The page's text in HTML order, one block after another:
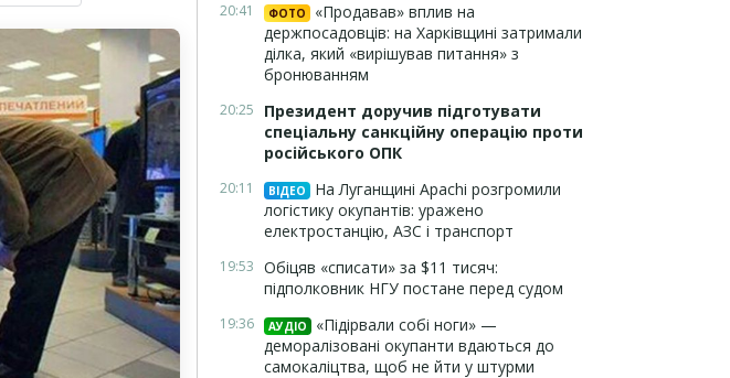
20:41 ФОТО
«Продавав» вплив на
держпосадовців: на Харківщині затримали
ділка, який «вирішував питання» з
бронюванням
20:25
Президент доручив підготувати
спеціальну санкційну операцію проти
російського ОПК
20:11 ВІДЕО
На Луганщині Apachi розгромили
логістику окупантів: уражено
електростанцію, АЗС і транспорт
19:53 Обіцяв «списати» за $11 тисяч:
підполковник НГУ постане перед судом
19:36 АУДІО
«Підірвали собі ноги» —
деморалізовані окупанти вдаються до
самокаліцтва, щоб не йти у штурми